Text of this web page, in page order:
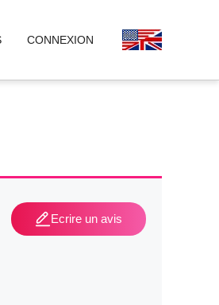
CONNEXION
Ecrire un avis